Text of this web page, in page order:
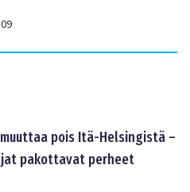
pois Itä-Helsingistä –
pakottavat perheet